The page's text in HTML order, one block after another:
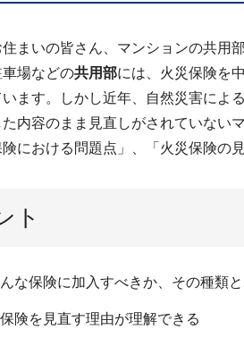
まいの皆さん、マンションの共用
場などの共用部には、火災保険を
ます。しかし近年、自然災害によ
内容のまま見直しがされていな
における問題点」、「火災保険の
ト
な保険に加入すべきか、その種類
険を見直す理由が理解できる